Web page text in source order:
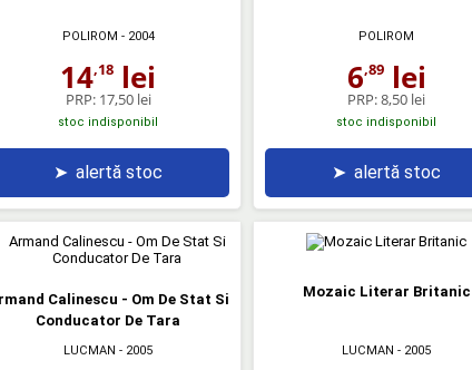
POLIROM - 2004
14,18 lei
PRP: 17,50 lei
stoc indisponibil
➤ alertă stoc
POLIROM
6,89lei
PRP:8,50 lei
stoc indisponibil
➤ alertă stoc
Calinescu - Om De Stat Si
Conducator De Tara
LUCMAN - 2005
Mozaic Literar Britanic
LUCMAN - 2005